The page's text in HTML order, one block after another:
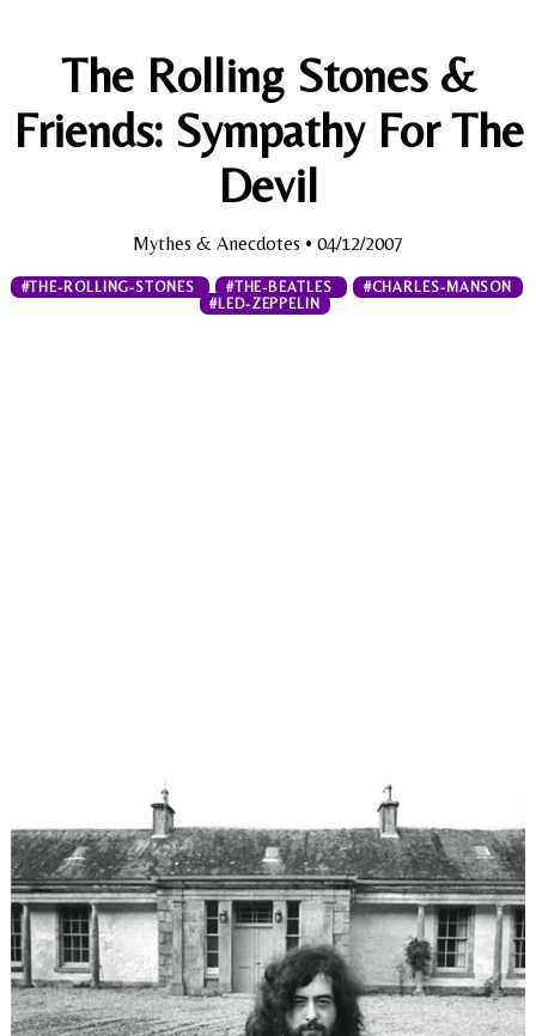
The Rolling Stones &
Friends: Sympathy For The
Devil
Mythes & Anecdotes • 04/12/2007
#THE-ROLLING-STONES #THE-BEATLES
#CHARLES-MANSON
#LED-ZEPPELIN